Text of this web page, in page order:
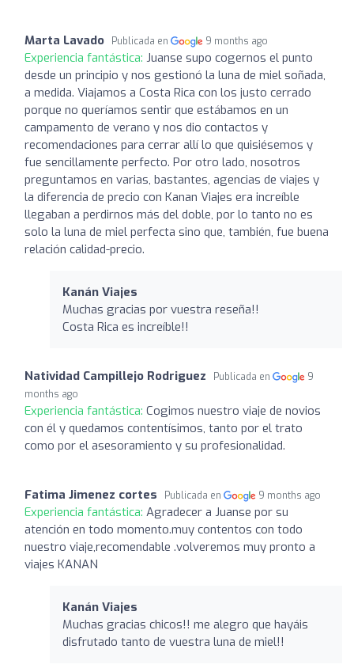
Marta Lavado Publicada en 9 months ago
Experiencia fantástica: Juanse supo cogernos el punto
desde un principio y nos gestionó la luna de miel soñada,
a medida. Viajamos a Costa Rica con los justo cerrado
porque no queríamos sentir que estábamos en un
campamento de verano y nos dio contactos y
recomendaciones para cerrar allí lo que quisiésemos y
fue sencillamente perfecto. Por otro lado, nosotros
preguntamos en varias, bastantes, agencias de viajes y
la diferencia de precio con Kanan Viajes era increíble
llegaban a perdirnos más del doble, por lo tanto no es
solo la luna de miel perfecta sino que, también, fue buena
relación calidad-precio.
Kanán Viajes
Muchas gracias por vuestra reseña!!
Costa Rica es increíble!!
Natividad Campillejo Rodriguez Publicada en
9
months ago
Experiencia fantástica: Cogimos nuestro viaje de novios
con él y quedamos contentísimos, tanto por el trato
como por el asesoramiento y su profesionalidad.
Fatima Jimenez cortes Publicada en 9 months ago
Experiencia fantástica: Agradecer a Juanse por su
atención en todo momento.muy contentos con todo
nuestro viaje,recomendable .volveremos muy pronto a
viajes KANAN
Kanán Viajes
Muchas gracias chicos!! me alegro que hayáis
disfrutado tanto de vuestra luna de miel!!